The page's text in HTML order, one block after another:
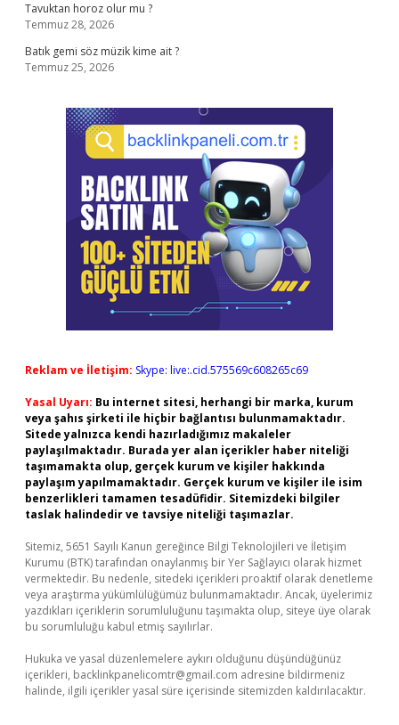
Tavuktan horoz olur mu ?
Temmuz 28, 2026
Batık gemi söz müzik kime ait ?
Temmuz 25, 2026
Reklam ve İletişim: Skype: live:.cid.575569c608265c69
Yasal Uyarı: Bu internet sitesi, herhangi bir marka, kurum
veya şahıs şirketi ile hiçbir bağlantısı bulunmamaktadır.
Sitede yalnızca kendi hazırladığımız makaleler
paylaşılmaktadır. Burada yer alan içerikler haber niteliği
taşımamakta olup, gerçek kurum ve kişiler hakkında
paylaşım yapılmamaktadır. Gerçek kurum ve kişiler ile isim
benzerlikleri tamamen tesadüfidir. Sitemizdeki bilgiler
taslak halindedir ve tavsiye niteliği taşımazlar.
Sitemiz, 5651 Sayılı Kanun gereğince Bilgi Teknolojileri ve İletişim
Kurumu (BTK) tarafından onaylanmış bir Yer Sağlayıcı olarak hizmet
vermektedir. Bu nedenle, sitedeki içerikleri proaktif olarak denetleme
veya araştırma yükümlülüğümüz bulunmamaktadır. Ancak, üyelerimiz
yazdıkları içeriklerin sorumluluğunu taşımakta olup, siteye üye olarak
bu sorumluluğu kabul etmiş sayılırlar.
Hukuka ve yasal düzenlemelere aykırı olduğunu düşündüğünüz
içerikleri, backlinkpanelicomtr@gmail.com adresine bildirmeniz
halinde, ilgili içerikler yasal süre içerisinde sitemizden kaldırılacaktır.